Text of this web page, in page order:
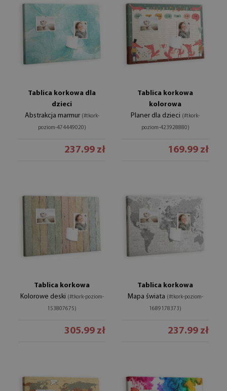
Tablica korkowa dla
dzieci
Abstrakcja marmur (#tkork-
poziom-474449020)
237.99 zł
Tablica korkowa
kolorowa
Planer dla dzieci (#tkork-
poziom-423928880)
169.99 zł
Tablica korkowa
Kolorowe deski (#tkork-poziom-
153807675)
305.99 zł
Tablica korkowa
Mapa świata (#tkork-poziom-
1689178373)
237.99 zł